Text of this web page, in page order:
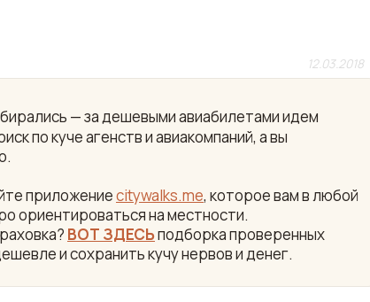
12.03.2018
— за дешевыми авиабилетами идем
по куче агенств и авиакомпаний, а вы
приложениеcitywalks.me, которое вам в любой
ориентироваться на местности.
ВОТ ЗДЕСЬподборка проверенных
и сохранить кучу нервов и денег.